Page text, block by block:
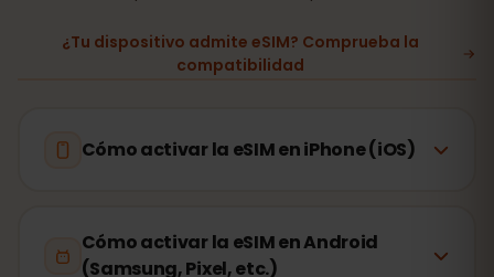
¿Tu dispositivo admite eSIM? Comprueba la
compatibilidad
Cómo activar la eSIM en iPhone (iOS)
Cómo activar la eSIM en Android
(Samsung, Pixel, etc.)